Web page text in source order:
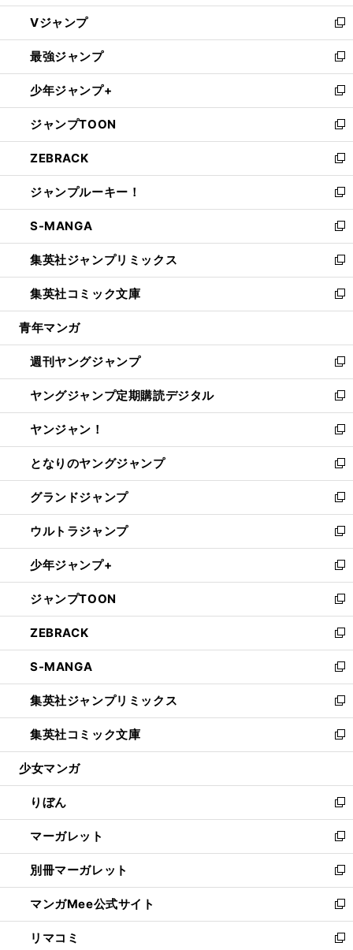
ウ
ィ
ン
ド
ウ
で
開
く
し
い
ウ
ィ
ン
ド
ウ
で
開
く
Vジャンプ
新
し
い
ウ
ィ
ン
ド
ウ
で
開
く
最強ジャンプ
新
し
い
ウ
ィ
ン
ド
ウ
で
開
く
少年ジャンプ+
新
し
い
ウ
ィ
ン
ド
ウ
で
開
く
ジャンプTOON
新
し
い
ウ
ィ
ン
ド
ウ
で
開
く
ZEBRACK
新
し
い
ウ
ィ
ン
ド
ウ
で
開
ジャンプルーキー！
新
し
い
ウ
ィ
ン
ド
ウ
開
く
S-MANGA
新
し
い
ウ
ィ
ン
ウ
で
開
く
集英社ジャンプリミックス
新
し
い
ウ
ン
ド
ウ
で
開
く
集英社コミック文庫
新
し
ウ
ィ
ン
ド
ウ
で
開
く
青年マンガ
週刊ヤングジャンプ
新
し
い
ウ
ィ
ン
ド
ウ
で
開
く
ヤングジャンプ定期購読デジタル
新
し
い
ウ
ィ
ン
ド
ウ
で
開
く
ヤンジャン！
新
し
い
ウ
ィ
ン
ド
ウ
で
開
く
となりのヤングジャンプ
新
し
い
ウ
ィ
ン
ド
ウ
で
開
く
グランドジャンプ
新
し
い
ウ
ィ
ン
ド
ウ
で
開
く
ウルトラジャンプ
新
し
い
ウ
ィ
ン
ド
ウ
で
開
く
少年ジャンプ+
新
し
い
ウ
ィ
ン
ド
ウ
で
開
く
ジャンプTOON
新
し
い
ウ
ィ
ン
ド
ウ
で
開
ZEBRACK
新
し
い
ウ
ィ
ン
ド
ウ
開
く
S-MANGA
新
し
い
ウ
ィ
ン
ウ
で
開
く
集英社ジャンプリミックス
新
し
い
ウ
ン
ド
ウ
で
開
く
集英社コミック文庫
新
し
ウ
ィ
ン
ド
ウ
で
開
く
少女マンガ
りぼん
新
し
い
ウ
ィ
ン
ド
ウ
で
マーガレット
新
し
い
ウ
ィ
ン
ド
別冊マーガレット
新
し
い
ウ
ィ
マンガMee公式サイト
新
し
い
リマコミ 新